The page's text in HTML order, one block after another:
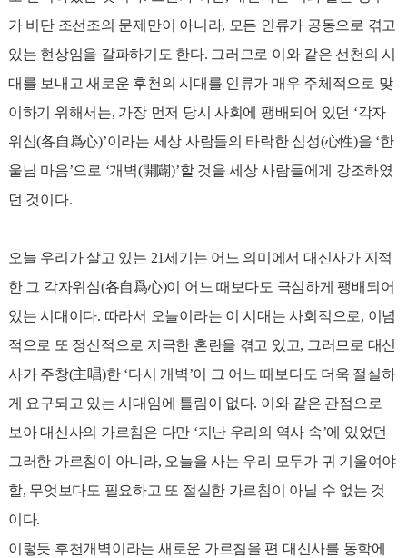
가 비단 조선조의 문제만이 아니라, 모든 인류가 공동으로 겪고
있는 현상임을 갈파하기도 한다. 그러므로 이와 같은 선천의 시
대를 보내고 새로운 후천의 시대를 인류가 매우 주체적으로 맞
이하기 위해서는, 가장 먼저 당시 사회에 팽배되어 있던 ‘각자
위심(各自爲心)’이라는 세상 사람들의 타락한 심성(心性)을 ‘한
울님 마음’으로 ‘개벽(開闢)’할 것을 세상 사람들에게 강조하였
던 것이다.
오늘 우리가 살고 있는 21세기는 어느 의미에서 대신사가 지적
한 그 각자위심(各自爲心)이 어느 때보다도 극심하게 팽배되어
있는 시대이다. 따라서 오늘이라는 이 시대는 사회적으로, 이념
적으로 또 정신적으로 지극한 혼란을 겪고 있고, 그러므로 대신
사가 주창(主唱)한 ‘다시 개벽’이 그 어느 때보다도 더욱 절실하
게 요구되고 있는 시대임에 틀림이 없다. 이와 같은 관점으로
보아 대신사의 가르침은 다만 ‘지난 우리의 역사 속’에 있었던
그러한 가르침이 아니라, 오늘을 사는 우리 모두가 귀 기울여야
할, 무엇보다도 필요하고 또 절실한 가르침이 아닐 수 없는 것
이다.
이렇듯 후천개벽이라는 새로운 가르침을 편 대신사를 동학에